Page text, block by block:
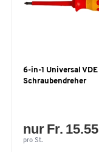
6-in-1 Universal VDE
Schraubendreher
nur Fr. 15.55
pro St.